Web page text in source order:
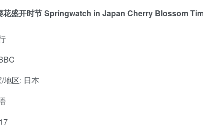
花盛开时节 Springwatch in Japan Cherry Blossom
地区: 日本